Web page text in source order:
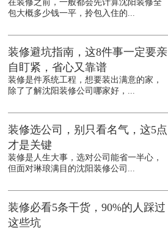
在装修之前，一般都会先计算沈阳装修全
包大概多少钱一平，拎包入住的...
装修避坑指南，这8件事一定要亲
自盯紧，省心又靠谱
装修是件系统工程，想要装出满意的家，
除了了解沈阳装修公司哪家好，...
装修选公司，别只看名气，这5点
才是关键
装修是人生大事，选对公司能省一半心，
但面对琳琅满目的沈阳装修公司...
装修必看5条干货，90%的人踩过
这些坑